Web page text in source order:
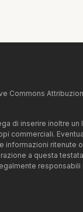
Commons
di inserire inoltre un
commerciali.
informazioni ritenute
a questa
responsabili